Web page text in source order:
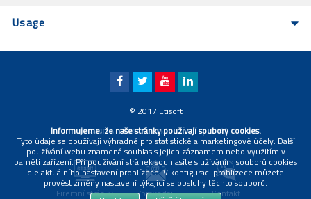
Usage
© 2017 Etisoft
PRAVIDLA OCHRANY OSOBNÍCH ÚDAJŮ | TIRÁŽ
Firemní stránky Zpravodaj Kontakt
Informujeme, že naše stránky používají soubory cookies.
Tyto údaje se používají výhradně pro statistické a marketingové účely. Další
používání webu znamená souhlas s jejich záznamem nebo využitím v
paměti zařízení. Při používání stránek souhlasíte s užíváním souborů cookies
dle aktuálního nastavení prohlížeče. V konfiguraci prohlížeče můžete
provést změny nastavení týkající se obsluhy těchto souborů.